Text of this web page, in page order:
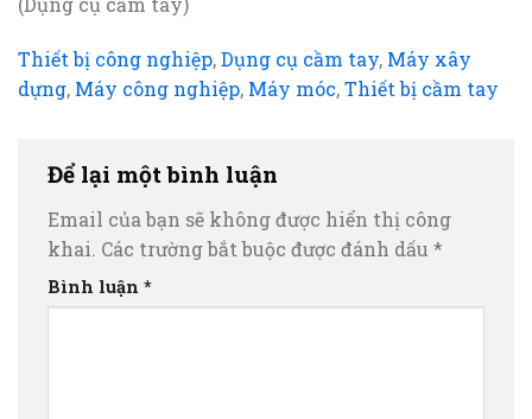
Thiết bị công nghiệp,Dụng cụ cầm tay, Máy xây
dựng, Máy công nghiệp, Máy móc,Thiết bị cầm tay
Để lại một bình luận
Email của bạn sẽ không được hiển thị công
khai. Các trường bắt buộc được đánh dấu *
Bình luận *